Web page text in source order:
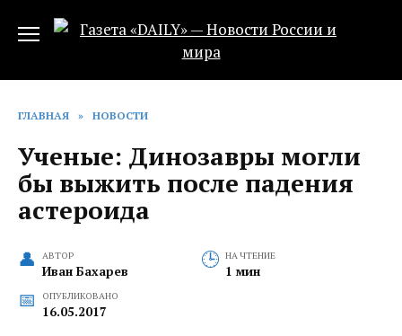
ГЛАВНАЯ » НОВОСТИ
Ученые: Динозавры могли
бы выжить после падения
астероида
АВТОР
Иван Бахарев
НА ЧТЕНИЕ
1 мин
ОПУБЛИКОВАНО
16.05.2017